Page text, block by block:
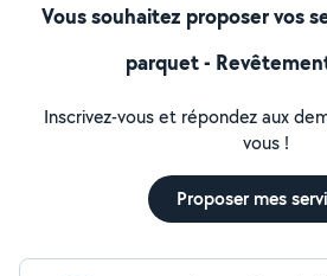
Vous souhaitez proposer vos
parquet -
Inscrivez-vous et répondez aux
vous !
Proposer mes